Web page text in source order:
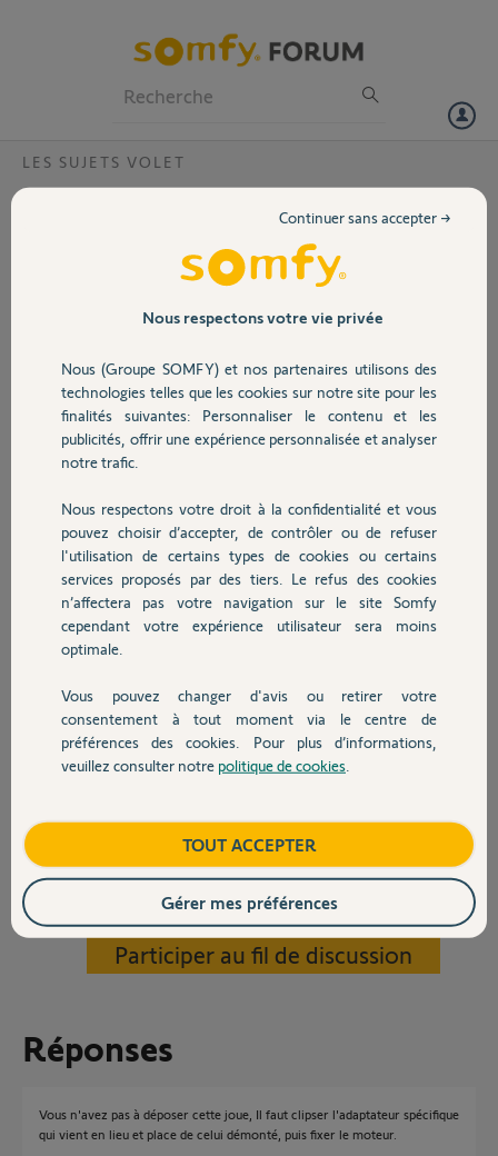
Volet
Sécurité
Domotique
Chauffage
Autres produits
Devis avec un pro
Contact
LES SUJETS VOLET
Comment retirer la joue côté moteur
Bubendorff ID1 pour remplacment par
moteur Somfy ?
remplacer l'ancien moteur
Bubendorff HS.
J'ai bien démonté l'ancien moteur,
placé l'adaptateur sur le nouveau
Problème : je n'arrive pas à
démonter ou faire bouger d'1 mm la
joue côté moteur pour faire passer
le nouveau câble électrique. Faire
levier avec des tournevis plats tord le plastique et risque de tout
Photo en pièce jointe: en jaune un attache sur laquelle faire levier, j'ai
haut, etc. En violet, il y a également un rivet qui a l'air de solidariser la
joue avec le rail...
Auriez-vous des solutions pour réussir à la démonter, ou pour faire
Merci pour votre aide et vos réponses,
il y a environ 2 mois
Participer au fil de discussion
Réponses
Vous n'avez pas à déposer cette joue, Il faut clipser l'adaptateur spécifique
qui vient en lieu et place de celui démonté, puis fixer le moteur.
Nous respectons votre vie privée
Nous (Groupe SOMFY) et nos partenaires utilisons des
technologies telles que les cookies sur notre site pour les
finalités suivantes: Personnaliser le contenu et les
publicités, offrir une expérience personnalisée et analyser
notre trafic.
Nous respectons votre droit à la confidentialité et vous
pouvez choisir d’accepter, de contrôler ou de refuser
l'utilisation de certains types de cookies ou certains
services proposés par des tiers. Le refus des cookies
n’affectera pas votre navigation sur le site Somfy
cependant votre expérience utilisateur sera moins
optimale.
Vous pouvez changer d'avis ou retirer votre
consentement à tout moment via le centre de
préférences des cookies. Pour plus d’informations,
veuillez consulter notre politique de cookies
Continuer sans accepter →
TOUT ACCEPTER
Gérer mes préférences